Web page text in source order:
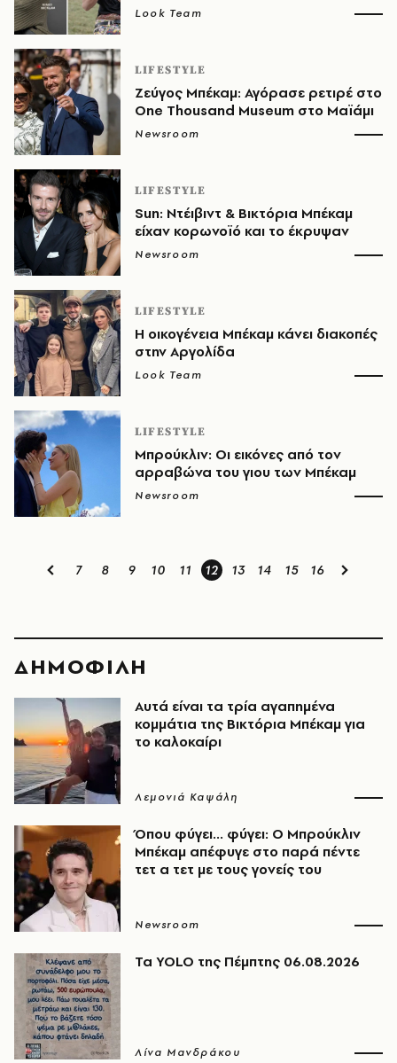
Look Team
LIFESTYLE
Ζεύγος Μπέκαμ: Αγόρασε ρετιρέ στο
One Thousand Museum στο Μαϊάμι
Newsroom
LIFESTYLE
Sun: Ντέιβιντ & Βικτόρια Μπέκαμ
είχαν κορωνοϊό και το έκρυψαν
Newsroom
LIFESTYLE
Η οικογένεια Μπέκαμ κάνει διακοπές
στην Αργολίδα
Look Team
LIFESTYLE
Μπρούκλιν: Οι εικόνες από τον
αρραβώνα του γιου των Μπέκαμ
Newsroom
7 8 9 10 11 12 13 14 15 16
ΔΗΜΟΦΙΛΗ
Αυτά είναι τα τρία αγαπημένα
κομμάτια της Βικτόρια Μπέκαμ για
το καλοκαίρι
Λεμονιά Καψάλη
Όπου φύγει... φύγει: Ο Μπρούκλιν
Μπέκαμ απέφυγε στο παρά πέντε
τετ α τετ με τους γονείς του
Newsroom
Τα YOLO της Πέμπτης 06.08.2026
Λίνα Μανδράκου